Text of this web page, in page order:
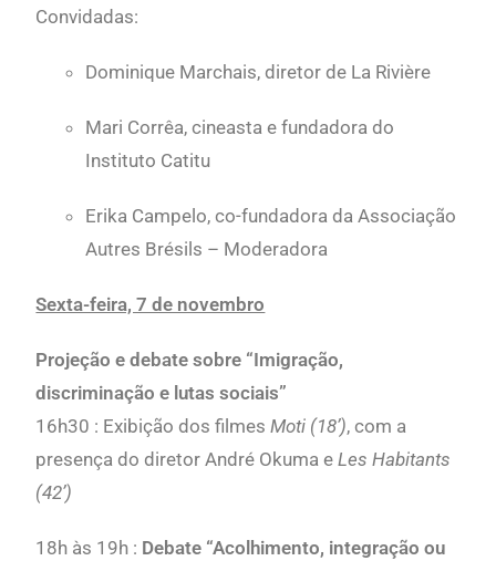
Convidadas:
Dominique Marchais, diretor de La Rivière
Mari Corrêa, cineasta e fundadora do
Instituto Catitu
Erika Campelo, co-fundadora da Associação
Autres Brésils – Moderadora
Sexta-feira, 7 de novembro
Projeção e debate sobre “Imigração,
discriminação e lutas sociais”
16h30 : Exibição dos filmesMoti (18’), com a
presença do diretor André Okuma eLes Habitants
(42’)
18h às 19h : Debate “Acolhimento, integração ou